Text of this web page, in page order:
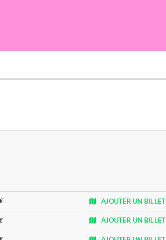
AJOUTER UN BILLET
AJOUTER UN BILLET